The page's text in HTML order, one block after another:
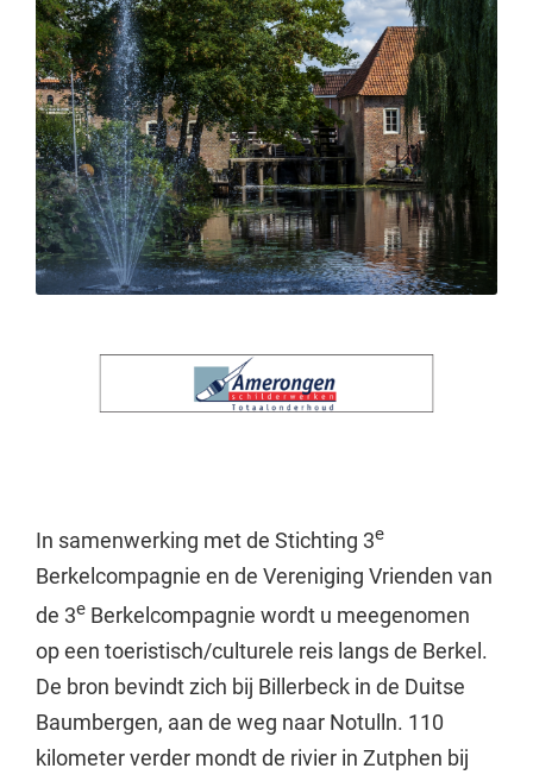
In samenwerking met de Stichting 3e
Berkelcompagnie en de Vereniging Vrienden van
de 3eBerkelcompagnie wordt u meegenomen
op een toeristisch/culturele reis langs de Berkel.
De bron bevindt zich bij Billerbeck in de Duitse
Baumbergen, aan de weg naar Notulln. 110
kilometer verder mondt de rivier in Zutphen bij